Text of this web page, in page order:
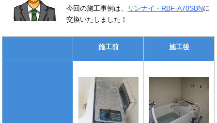
今回の施工事例は、 リンナイ・RBF-A70SBNに
交換いたしました！
施工前 施工後